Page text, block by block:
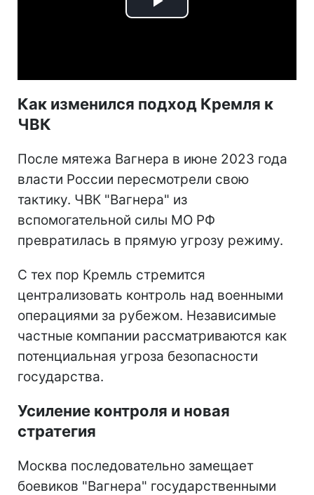
Play
Как изменился подход Кремля к
ЧВК
После мятежа Вагнера в июне 2023 года
власти России пересмотрели свою
тактику. ЧВК "Вагнера" из
вспомогательной силы МО РФ
превратилась в прямую угрозу режиму.
С тех пор Кремль стремится
централизовать контроль над военными
операциями за рубежом. Независимые
частные компании рассматриваются как
потенциальная угроза безопасности
государства.
Усиление контроля и новая
стратегия
Москва последовательно замещает
боевиков "Вагнера" государственными